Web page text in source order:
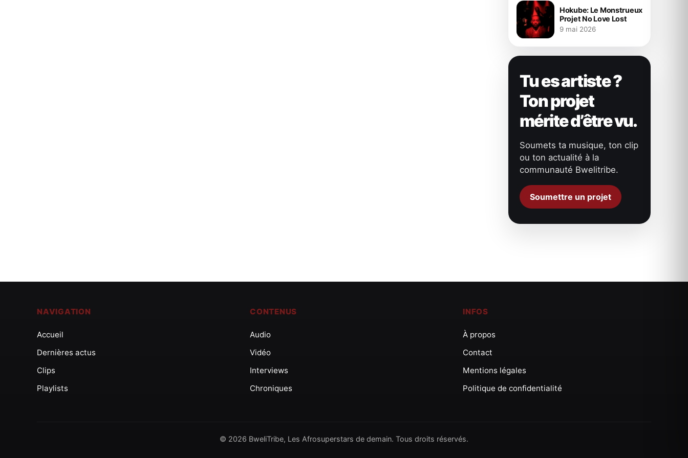
Hokube: Le Monstrueux
Projet No Love Lost
9 mai 2026
Tu es artiste ?
Ton projet
mérite d’être vu.
Soumets ta musique, ton clip
ou ton actualité à la
communauté Bwelitribe.
Soumettre un projet
NAVIGATION
Accueil
Dernières actus
Clips
Playlists
CONTENUS
Audio
Vidéo
Interviews
Chroniques
INFOS
À propos
Contact
Mentions légales
Politique de confidentialité
© 2026 BweliTribe, Les Afrosuperstars de demain. Tous droits réservés.